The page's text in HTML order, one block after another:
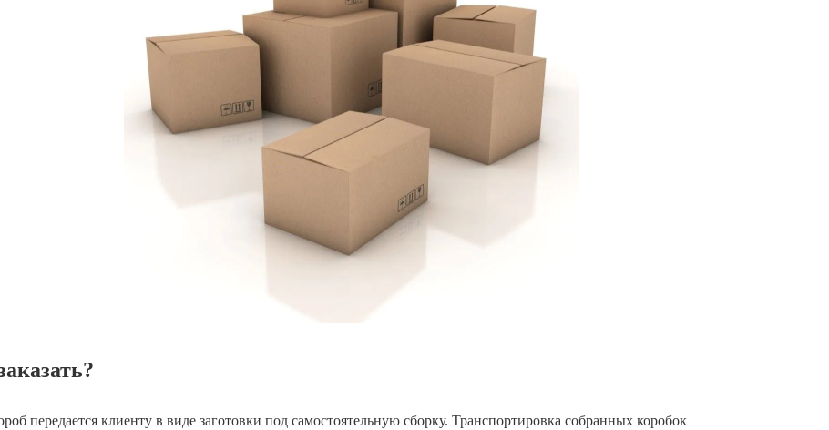
передается клиенту в виде заготовки под самостоятельную сборку. Транспортировка собранных коробок